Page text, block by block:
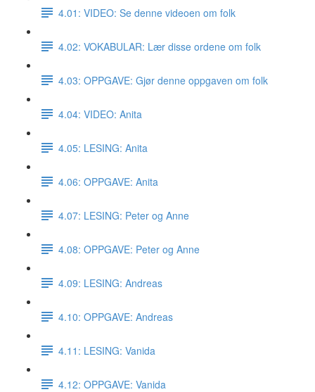
4.01: VIDEO: Se denne videoen om folk
4.02: VOKABULAR: Lær disse ordene om folk
4.03: OPPGAVE: Gjør denne oppgaven om folk
4.04: VIDEO: Anita
4.05: LESING: Anita
4.06: OPPGAVE: Anita
4.07: LESING: Peter og Anne
4.08: OPPGAVE: Peter og Anne
4.09: LESING: Andreas
4.10: OPPGAVE: Andreas
4.11: LESING: Vanida
4.12: OPPGAVE: Vanida